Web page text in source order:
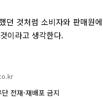
던 것처럼 소비자와 판매원
이라고 생각한다.
전재-재배포 금지